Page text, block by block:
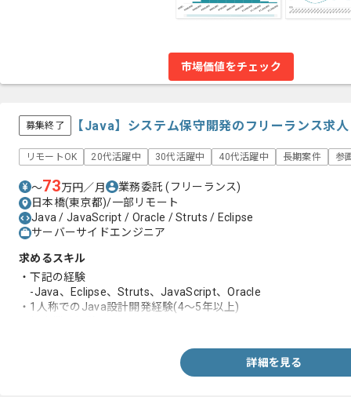
市場価値をチェック
募集終了 【Java】システム保守開発のフリーランス求
リモートOK 20代活躍中 30代活躍中 40代活躍中 長期案件 参
〜73万円／月 業務委託(フリーランス)
日本橋(東京都)/一部リモート
Java / JavaScript / Oracle / Struts / Eclipse
サーバーサイドエンジニア
求めるスキル
・下記の経験
-Java、Eclipse、Struts、JavaScript、Oracle
・1人称でのJava設計開発経験(4～5年以上)
詳細を見る